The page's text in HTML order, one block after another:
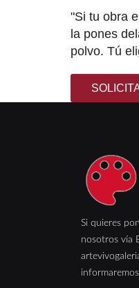
"Si tu obra
la pones
polvo. Tú
Si quieres
nosotros vía